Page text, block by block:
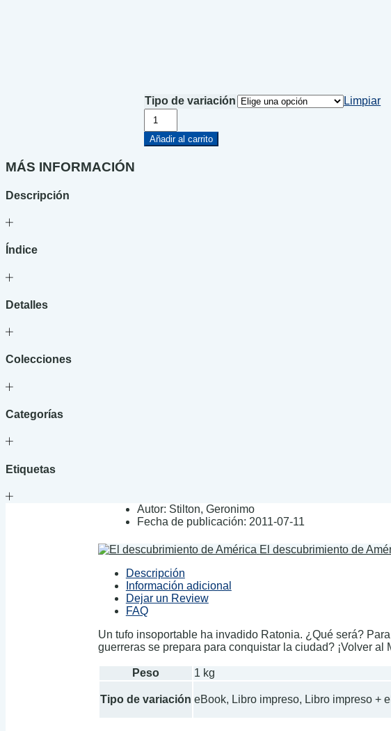
Tipo de variación
Limpiar
extraño
caso
Añadir al carrito
MÁS INFORMACIÓN
Descripción
Índice
Detalles
Colecciones
Categorías
Etiquetas
Autor: Stilton, Geronimo
Fecha de publicación: 2011-07-11
El descubrimiento de
Descripción
Información adicional
Dejar un Review
FAQ
Un tufo insoportable ha invadido Ratonia. ¿Qué será?
guerreras se prepara para conquistar la ciudad? ¡Volver
Peso 1 kg
Tipo de variación eBook, Libro impreso, Libro impreso +